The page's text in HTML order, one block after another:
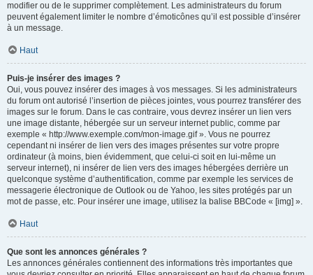
modifier ou de le supprimer complètement. Les administrateurs du forum
peuvent également limiter le nombre d’émoticônes qu’il est possible d’insérer
à un message.
Haut
Puis-je insérer des images ?
Oui, vous pouvez insérer des images à vos messages. Si les administrateurs
du forum ont autorisé l’insertion de pièces jointes, vous pourrez transférer des
images sur le forum. Dans le cas contraire, vous devrez insérer un lien vers
une image distante, hébergée sur un serveur internet public, comme par
exemple « http://www.exemple.com/mon-image.gif ». Vous ne pourrez
cependant ni insérer de lien vers des images présentes sur votre propre
ordinateur (à moins, bien évidemment, que celui-ci soit en lui-même un
serveur internet), ni insérer de lien vers des images hébergées derrière un
quelconque système d’authentification, comme par exemple les services de
messagerie électronique de Outlook ou de Yahoo, les sites protégés par un
mot de passe, etc. Pour insérer une image, utilisez la balise BBCode « [img] ».
Haut
Que sont les annonces générales ?
Les annonces générales contiennent des informations très importantes que